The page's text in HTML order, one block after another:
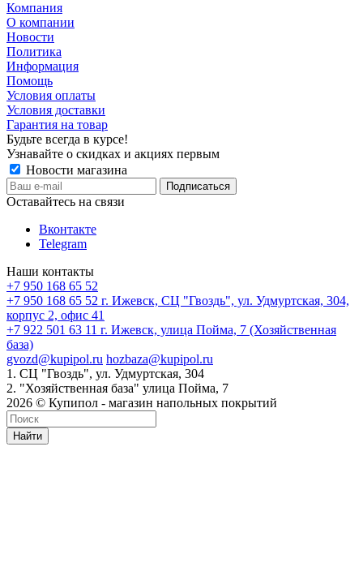
Компания
О компании
Новости
Политика
Информация
Помощь
Условия оплаты
Условия доставки
Гарантия на товар
Будьте всегда в курсе!
Узнавайте о скидках и акциях первым
Новости магазина
Оставайтесь на связи
Вконтакте
Telegram
Наши контакты
+7 950 168 65 52
+7 950 168 65 52 г. Ижевск, СЦ "Гвоздь", ул. Удмуртская, 304,
корпус 2, офис 41
+7 922 501 63 11 г. Ижевск, улица Пойма, 7 (Хозяйственная
база)
gvozd@kupipol.ru hozbaza@kupipol.ru
1. СЦ "Гвоздь", ул. Удмуртская, 304
2. "Хозяйственная база" улица Пойма, 7
2026 © Купипол - магазин напольных покрытий
Найти